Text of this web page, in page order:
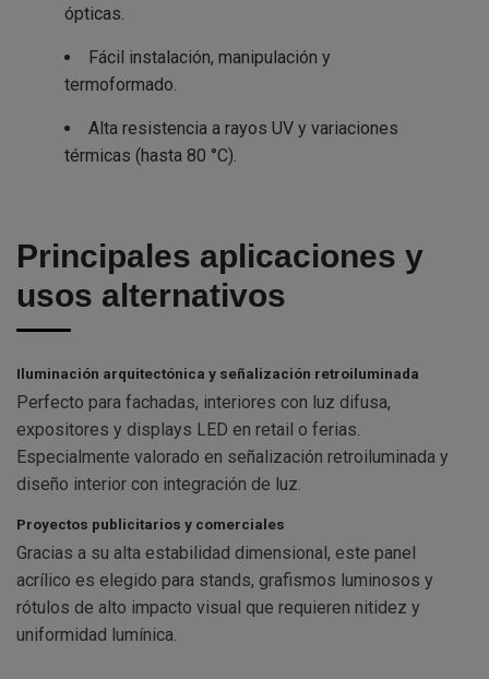
ópticas.
Fácil instalación, manipulación y
termoformado.
Alta resistencia a rayos UV y variaciones
térmicas (hasta 80 °C).
Principales aplicaciones y
usos alternativos
Iluminación arquitectónica y señalización retroiluminada
Perfecto para fachadas, interiores con luz difusa,
expositores y displays LED en retail o ferias.
Especialmente valorado en señalización retroiluminada y
diseño interior con integración de luz.
Proyectos publicitarios y comerciales
Gracias a su alta estabilidad dimensional, este panel
acrílico es elegido para stands, grafismos luminosos y
rótulos de alto impacto visual que requieren nitidez y
uniformidad lumínica.